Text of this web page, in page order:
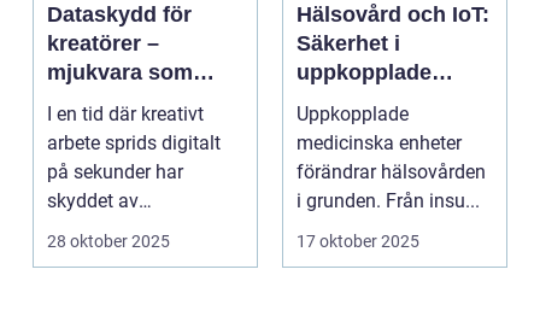
Dataskydd för
kreatörer –
mjukvara som
skyddar
intellektuellt
kapital
I en tid där kreativt
arbete sprids digitalt
på sekunder har
skyddet av
intellektuellt ka...
28 oktober 2025
Hälsovård och IoT:
Säkerhet i
uppkopplade
medicinska
enheter
Uppkopplade
medicinska enheter
förändrar hälsovården
i grunden. Från insu...
17 oktober 2025